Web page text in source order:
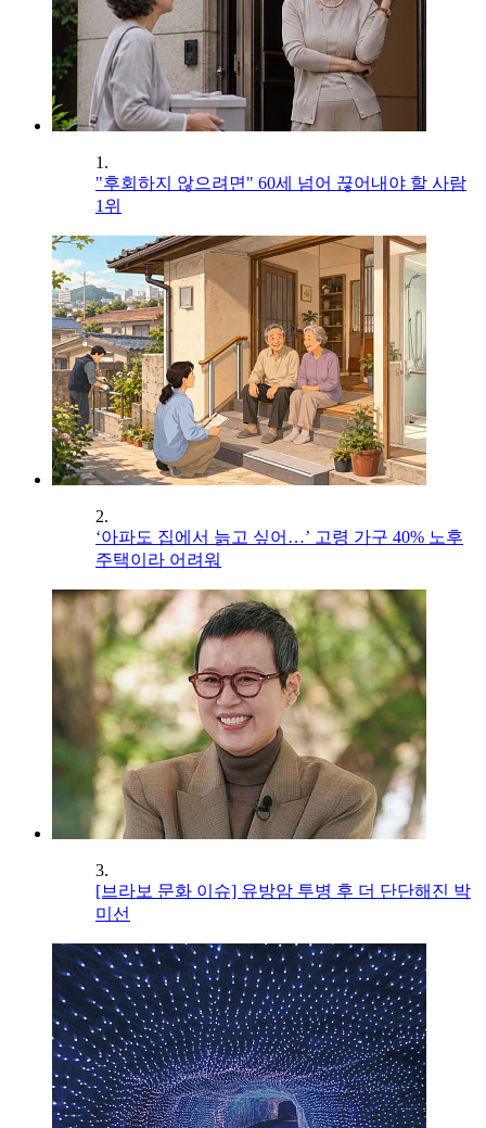
1.
"후회하지 않으려면" 60세 넘어 끊어내야 할 사람
1위
2.
‘아파도 집에서 늙고 싶어…’ 고령 가구 40% 노후
주택이라 어려워
3.
[브라보 문화 이슈] 유방암 투병 후 더 단단해진 박
미선